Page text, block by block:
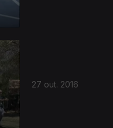
27 out. 2016